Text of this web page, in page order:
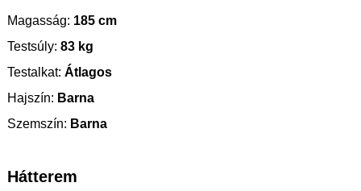
Magasság: 185 cm
Testsúly: 83 kg
Testalkat: Átlagos
Hajszín: Barna
Szemszín: Barna
Hátterem